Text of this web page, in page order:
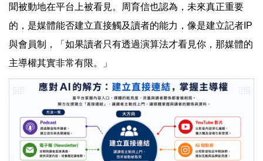
聞被動地在平台上被看見。周育信也認為，未來真正重要
的，是媒體能否建立直接觸及讀者的能力，像是建立記者IP
與會員制，「如果讀者只有透過演算法才看見你，那媒體的
主導權其實非常有限。」